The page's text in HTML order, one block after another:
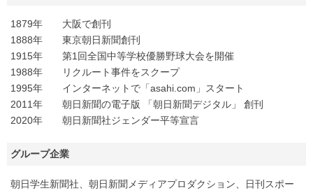
1879年 大阪で創刊
1888年 東京朝日新聞創刊
1915年 第1回全国中等学校優勝野球大会を開催
1988年 リクルート事件をスクープ
1995年 インターネットで「asahi.com」スタート
2011年 朝日新聞の電子版 「朝日新聞デジタル」 創刊
2020年 朝日新聞社ジェンダー平等宣言
グループ企業
朝日学生新聞社、朝日新聞メディアプロダクション、日刊スポー